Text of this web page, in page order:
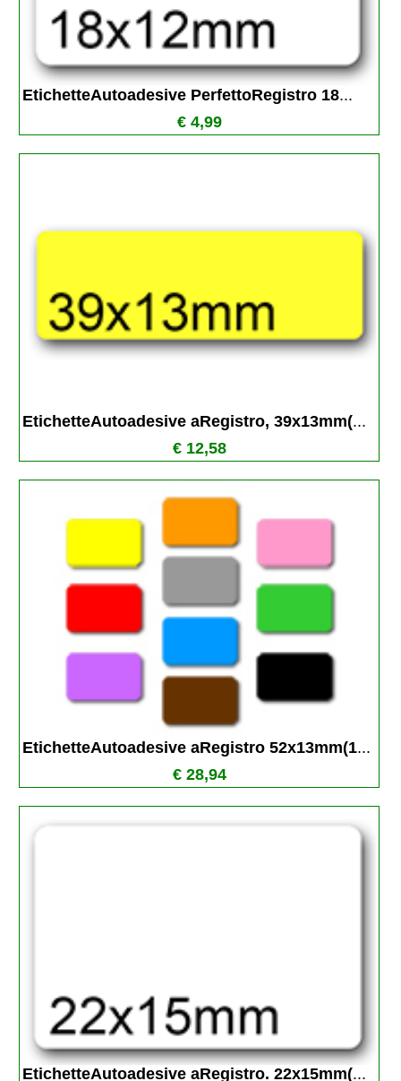
EtichetteAutoadesive PerfettoRegistro 18
€ 4,99
EtichetteAutoadesive aRegistro, 39x13mm(
€ 12,58
EtichetteAutoadesive aRegistro 52x13mm(1
€ 28,94
EtichetteAutoadesive aRegistro. 22x15mm(